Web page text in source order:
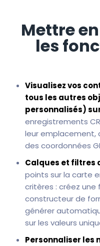
Mettre
les
Visualisez vos
tous les autres
personnalisés)
enregistrements
leur emplacement,
des coordonnées
Calques et filtres
points sur la carte
critères : créez une
constructeur de
générer
sur les valeurs
Personnaliser les